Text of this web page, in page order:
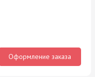
Оформление заказа